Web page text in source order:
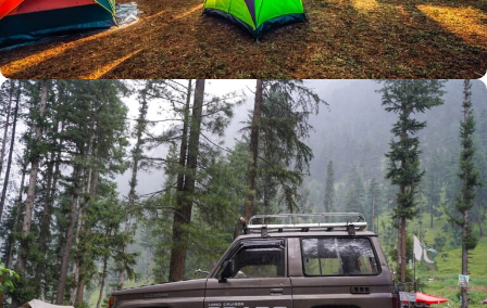
Büyük Yaz İndirimi
0
Günler
00
Hr
00
Min
00
SSK
Alışverişe Başla